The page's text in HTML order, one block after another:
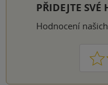
PŘIDEJTE
Hodnocení
1